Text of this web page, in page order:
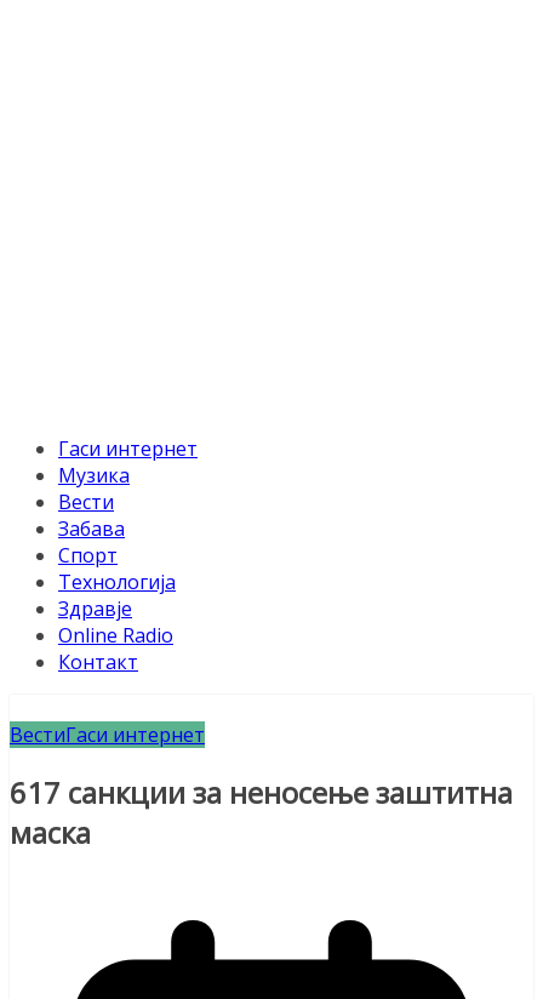
Гаси интернет
Музика
Вести
Забава
Спорт
Технологија
Здравје
Online Radio
Контакт
ВестиГаси интернет
617 санкции за неносење заштитна
маска